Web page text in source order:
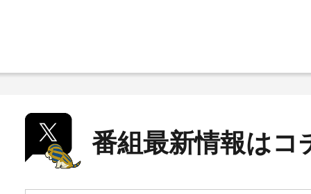
番組最新情報はコ